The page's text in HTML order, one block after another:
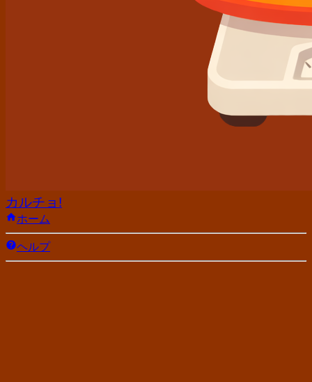
カルチョ!
ホーム
ヘルプ